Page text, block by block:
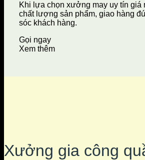
Khi lựa chọn xưởng may uy tín giá
chất lượng sản phẩm, giao hàng
sóc khách hàng.
Gọi ngay
Xem thêm
Xưởng gia công